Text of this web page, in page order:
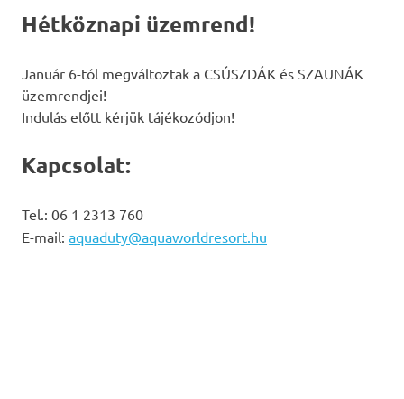
Hétköznapi üzemrend!
Január 6-tól megváltoztak a CSÚSZDÁK és SZAUNÁK
üzemrendjei!
Indulás előtt kérjük tájékozódjon!
Kapcsolat:
Tel.: 06 1 2313 760
E-mail: aquaduty@aquaworldresort.hu